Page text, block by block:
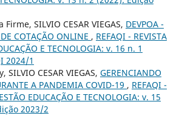
SILVIO CESAR VIEGAS, DEVPOA -
COTAÇÃO ONLINE , REFAQI - REVISTA
E TECNOLOGIA: v. 16 n. 1
2024/1
SILVIO CESAR VIEGAS, GERENCIANDO
A PANDEMIA COVID-19 , REFAQI -
EDUCAÇÃO E TECNOLOGIA: v. 15
2023/2